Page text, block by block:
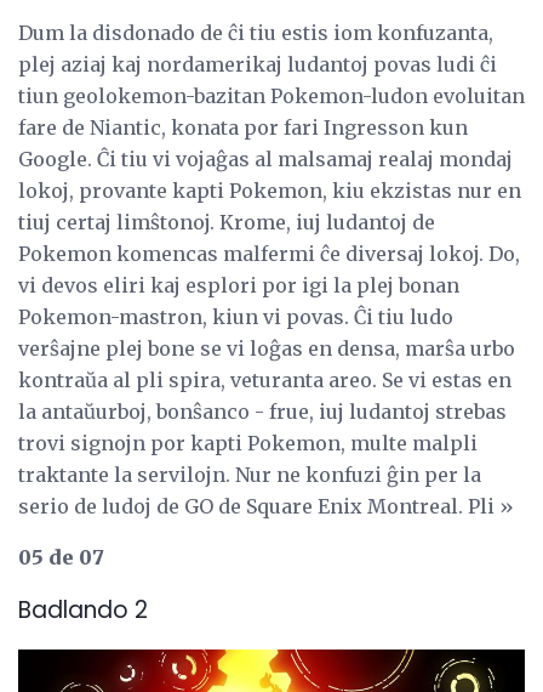
Dum la disdonado de ĉi tiu estis iom konfuzanta,
plej aziaj kaj nordamerikaj ludantoj povas ludi ĉi
tiun geolokemon-bazitan Pokemon-ludon evoluitan
fare de Niantic, konata por fari Ingresson kun
Google. Ĉi tiu vi vojaĝas al malsamaj realaj mondaj
lokoj, provante kapti Pokemon, kiu ekzistas nur en
tiuj certaj limŝtonoj. Krome, iuj ludantoj de
Pokemon komencas malfermi ĉe diversaj lokoj. Do,
vi devos eliri kaj esplori por igi la plej bonan
Pokemon-mastron, kiun vi povas. Ĉi tiu ludo
verŝajne plej bone se vi loĝas en densa, marŝa urbo
kontraŭa al pli spira, veturanta areo. Se vi estas en
la antaŭurboj, bonŝanco - frue, iuj ludantoj strebas
trovi signojn por kapti Pokemon, multe malpli
traktante la servilojn. Nur ne konfuzi ĝin per la
serio de ludoj de GO de Square Enix Montreal. Pli »
05 de 07
Badlando 2